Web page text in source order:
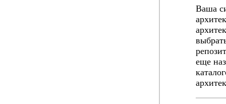
Ваша
еще